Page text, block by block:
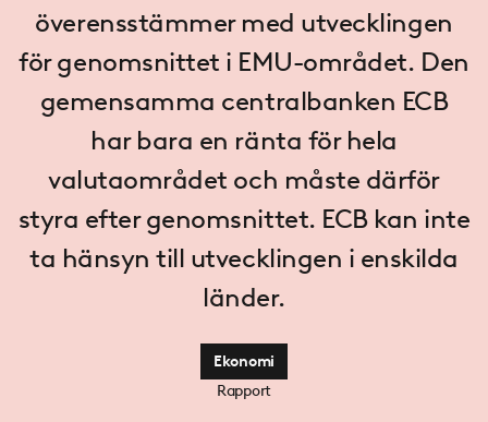
överensstämmer med utvecklingen
för genomsnittet i EMU-området. Den
gemensamma centralbanken ECB
har bara en ränta för hela
valutaområdet och måste därför
styra efter genomsnittet. ECB kan inte
ta hänsyn till utvecklingen i enskilda
länder.
Ekonomi
Rapport